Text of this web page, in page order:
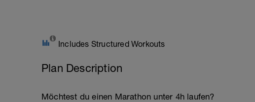
Includes Structured Workouts
Plan Description
Möchtest du einen Marathon unter 4h laufen?